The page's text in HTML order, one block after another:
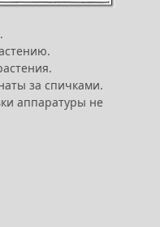
за спичками.
аппаратуры не